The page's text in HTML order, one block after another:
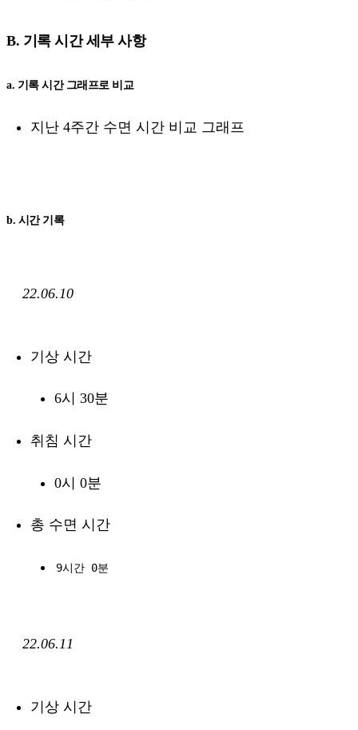
B. 기록 시간 세부 사항
a. 기록 시간 그래프로 비교
지난 4주간 수면 시간 비교 그래프
b. 시간 기록
22.06.10
기상 시간
6시 30분
취침 시간
0시 0분
총 수면 시간
9시간 0분
22.06.11
기상 시간